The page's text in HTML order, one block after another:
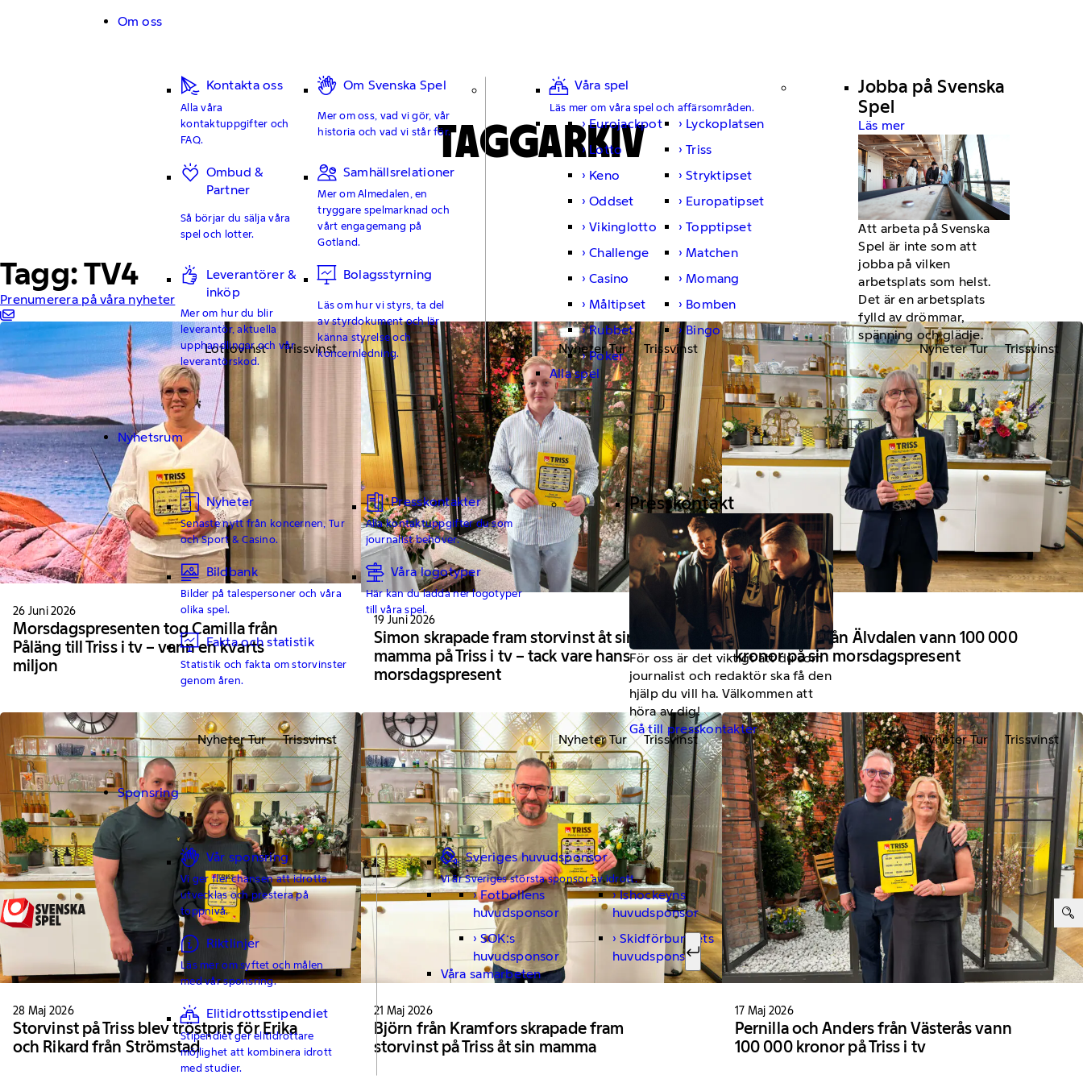
Om oss
Kontakta oss
Alla våra
kontaktuppgifter och
FAQ.
Om Svenska Spel
Mer om oss, vad vi gör, vår
historia och vad vi står för.
Ombud &
Partner
Så börjar du sälja våra
spel och lotter.
Samhällsrelationer
Mer om Almedalen, en
tryggare spelmarknad och
vårt engagemang på
Gotland.
Leverantörer &
inköp
Mer om hur du blir
leverantör, aktuella
upphandlingar och vår
leverantörskod.
Bolagsstyrning
Läs om hur vi styrs, ta del
av styrdokument och lär
känna styrelse och
koncernledning.
Våra spel
Läs mer om våra spel och affärsområden.
Eurojackpot
Lyckoplatsen
Lotto
Triss
Keno
Stryktipset
Oddset
Europatipset
Vikinglotto
Topptipset
Challenge
Matchen
Casino
Momang
Måltipset
Bomben
Rubbet
Bingo
Poker
Alla spel
Jobba på Svenska
Spel
Läs mer
Att arbeta på Svenska
Spel är inte som att
jobba på vilken
arbetsplats som helst.
Det är en arbetsplats
fylld av drömmar,
spänning och glädje.
Nyhetsrum
Nyheter
Senaste nytt från koncernen, Tur
och Sport & Casino.
Presskontakter
Alla kontaktuppgifter du som
journalist behöver.
Bildbank
Bilder på talespersoner och våra
olika spel.
Våra logotyper
Här kan du ladda ner logotyper
till våra spel.
Fakta och statistik
Statistik och fakta om storvinster
genom åren.
Presskontakt
För oss är det viktigt att du som
journalist och redaktör ska få den
hjälp du vill ha. Välkommen att
höra av dig!
Gå till presskontakter
Sponsring
Vår sponsring
Vi ger fler chansen att idrotta,
utvecklas och prestera på
toppnivå.
Riktlinjer
Läs mer om syftet och målen
med vår sponsring.
Elitidrottsstipendiet
Stipendiet ger elitidrottare
möjlighet att kombinera idrott
med studier.
Sveriges huvudsponsor
Vi är Sveriges största sponsor av idrott.
Fotbollens
huvudsponsor
Ishockeyns
huvudsponsor
SOK:s
huvudsponsor
Skidförbundets
huvudsponsor
Våra samarbeten
Sök efter:
Sök
TAGGARKIV
Tagg: TV4
Prenumerera på våra nyheter
Lottovinst Trissvinst
26 Juni 2026
Morsdagspresenten tog Camilla från
Påläng till Triss i tv – vann en kvarts
miljon
Nyheter Tur Trissvinst
19 Juni 2026
Simon skrapade fram storvinst åt sin
mamma på Triss i tv – tack vare hans
morsdagspresent
Nyheter Tur Trissvinst
18 Juni 2026
Anna-Stina från Älvdalen vann 100 000
kronor på sin morsdagspresent
Nyheter Tur Trissvinst
28 Maj 2026
Storvinst på Triss blev tröstpris för Erika
och Rikard från Strömstad
Nyheter Tur Trissvinst
21 Maj 2026
Björn från Kramfors skrapade fram
storvinst på Triss åt sin mamma
Nyheter Tur Trissvinst
17 Maj 2026
Pernilla och Anders från Västerås vann
100 000 kronor på Triss i tv